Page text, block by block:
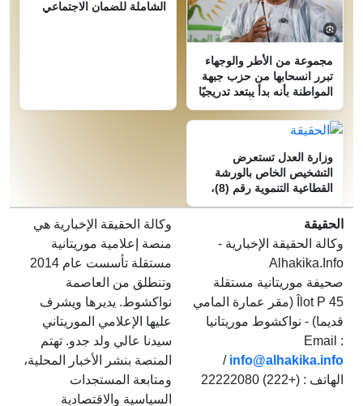
مجموعة من الأطر والوجهاء
تبرر انسحابها من حزب جبهة
المواطنة بأنه بدأ يبتعد تدريجيًا
الشاملة للضمان الاجتماعي
وزارة العدل تستعرض
التشخيص الخاص بالورشة
القطاعية التنموية رقم (8)،
والعدالة والرقابة
الحقيقة
وكالة الحقيقة الإخبارية -
Alhakika.Info
صحيفة موريتانية مستقلة
Îlot P 45 (مقر عمارة المامي
قديما) - نواكشوط موريتانيا
Email :
info@alhakika.info
/
الهاتف : (+222) 22222080
وكالة الحقيقة الإخبارية هي
منصة إعلامية موريتانية
مستقلة تأسست عام 2014
وتنطلق من العاصمة
نواكشوط. يديرها ويشرف
عليها الإعلامي الموريتاني
سيدنا عالي ولد جدو. تهتم
المنصة بنشر الأخبار المحلية،
ومتابعة المستجدات
السياسية والاقتصادية